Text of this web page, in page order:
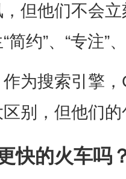
但他们不会
简约”、“专注”
为搜索引擎
别，但他们
快的火车吗